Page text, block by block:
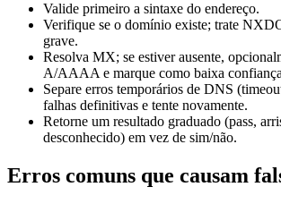
Valide primeiro a sintaxe do endereço.
Verifique se o domínio existe; trate
grave.
Resolva MX; se estiver ausente,
A/AAAA e marque como baixa
Separe erros temporários de DNS
falhas definitivas e tente novamente.
Retorne um resultado graduado (pass,
desconhecido) em vez de sim/não.
Erros comuns que causam